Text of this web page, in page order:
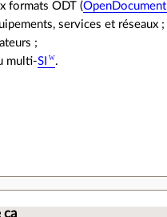
formats ODT (OpenDocument
services et réseaux ;
;
multi-SI .
ça